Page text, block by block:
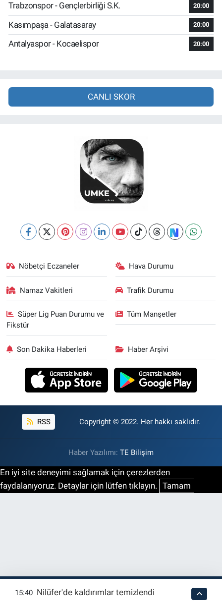
Trabzonspor - Gençlerbirliği S.K. 20:00
Kasımpaşa - Galatasaray 20:00
Antalyaspor - Kocaelispor 20:00
CANLI SKOR
Nöbetçi Eczaneler Hava Durumu
Namaz Vakitleri Trafik Durumu
Süper Lig Puan Durumu ve
Fikstür
Tüm Manşetler
Son Dakika Haberleri Haber Arşivi
RSS Copyright © 2022. Her hakkı saklıdır.
Haber Yazılımı: TE Bilişim
En iyi site deneyimi sağlamak için çerezlerden
faydalanıyoruz. Detaylar için lütfen tıklayın. Tamam
15:40 Nilüfer'de kaldırımlar temizlendi